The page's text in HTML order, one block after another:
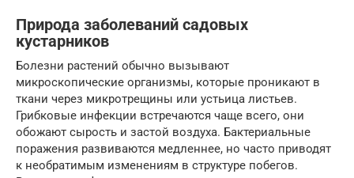
Природа заболеваний садовых
кустарников
Болезни растений обычно вызывают
микроскопические организмы, которые проникают в
ткани через микротрещины или устьица листьев.
Грибковые инфекции встречаются чаще всего, они
обожают сырость и застой воздуха. Бактериальные
поражения развиваются медленнее, но часто приводят
к необратимым изменениям в структуре побегов.